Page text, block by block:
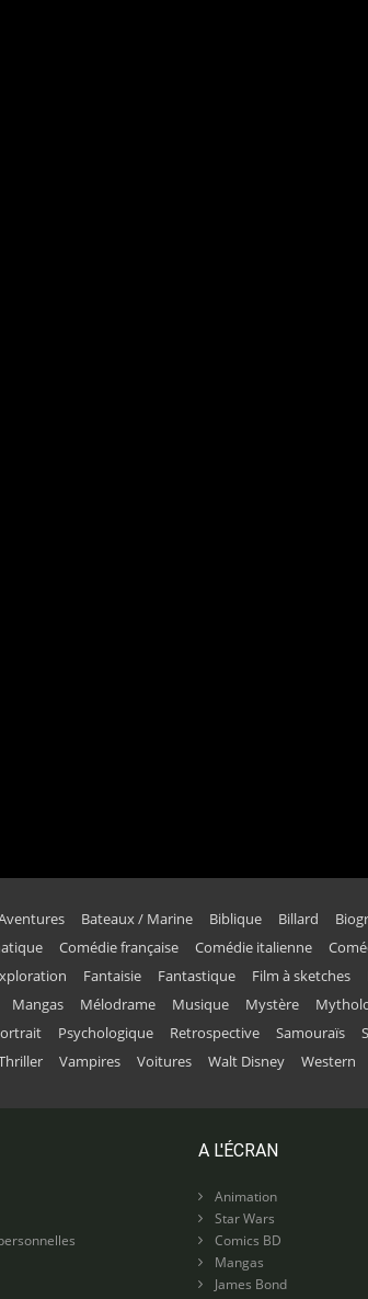
Bateaux / Marine Biblique Billard
Comédie française Comédie italienne
Fantaisie Fantastique Film à sketches
Mangas Mélodrame Musique Mystère
Psychologique Retrospective Samouraïs
Vampires Voitures Walt Disney Western
A L'ÉCRAN
Animation
Star Wars
Comics BD
Mangas
James Bond